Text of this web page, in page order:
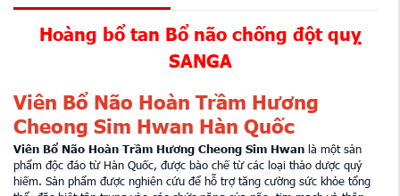
Hoàng bổ tan Bổ não chống đột quỵ
SANGA
Viên Bổ Não Hoàn Trầm Hương
Cheong Sim Hwan Hàn Quốc
Viên Bổ Não Hoàn Trầm Hương Cheong Sim Hwan là một sản
phẩm độc đáo từ Hàn Quốc, được bào chế từ các loại thảo dược quý
hiếm. Sản phẩm được nghiên cứu để hỗ trợ tăng cường sức khỏe tổng